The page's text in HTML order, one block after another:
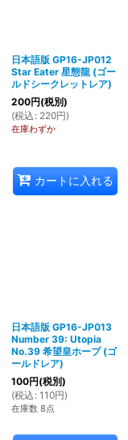
日本語版 GP16-JP012
Star Eater 星態龍 (ゴー
ルドシークレットレア)
200円(税別)
(税込 : 220円)
在庫わずか
カートに入れる
日本語版 GP16-JP013
Number 39: Utopia
No.39 希望皇ホープ (ゴ
ールドレア)
100円(税別)
(税込 : 110円)
在庫数 8点